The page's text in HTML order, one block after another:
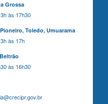
Grossa
às 17h30
Toledo, Umuarama
às 17h
às 16h30